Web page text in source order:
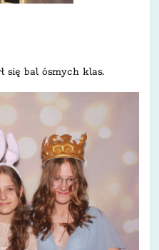
się bal ósmych klas.